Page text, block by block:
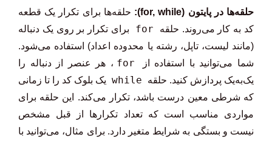
حلقه‌ها در پایتون (for, while):
حلقه‌ها برای تکرار یک قطعه
کد به کار می‌روند. حلقه
for
برای تکرار بر روی یک دنباله
(مانند لیست، تاپل، رشته یا محدوده اعداد) استفاده می‌شود.
شما می‌توانید با استفاده از
for ، هر عنصر از دنباله را
یک‌به‌یک پردازش کنید. حلقه
while یک بلوک کد را تا زمانی
که شرطی معین درست باشد، تکرار می‌کند. این حلقه برای
مواردی مناسب است که تعداد تکرارها از قبل مشخص
نیست و بستگی به شرایط متغیر دارد. برای مثال، می‌توانید با